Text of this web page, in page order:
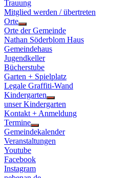
Trauung
Mitglied werden / übertreten
Orte
Show
sub
menu
Orte der Gemeinde
Nathan Söderblom Haus
Gemeindehaus
Jugendkeller
Bücherstube
Garten + Spielplatz
Legale Graffiti-Wand
Kindergarten
Show
sub
menu
unser Kindergarten
Kontakt + Anmeldung
Termine
Show
sub
menu
Gemeindekalender
Veranstaltungen
Youtube
Facebook
Instagram